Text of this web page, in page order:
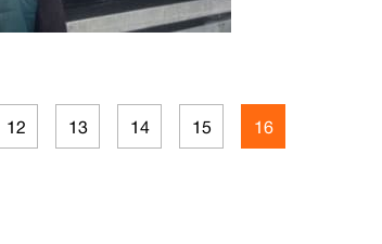
12 13 14 15 16